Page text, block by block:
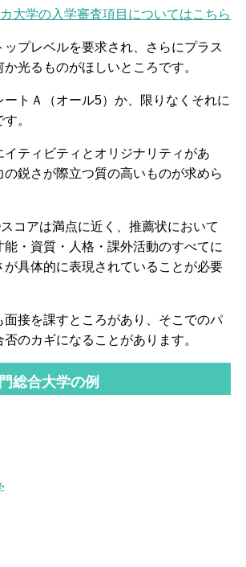
大学の入学審査項目についてはこちら
プレベルを要求され、さらにプラス
光るものがほしいところです。
トＡ（オール5）か、限りなくそれに
。
イティビティとオリジナリティがあ
の鋭さが際立つ質の高いものが求めら
コアは満点に近く、推薦状において
能・資質・人格・課外活動のすべてに
が具体的に表現されていることが必要
面接を課すところがあり、そこでのパ
のカギになることがあります。
総合大学の例